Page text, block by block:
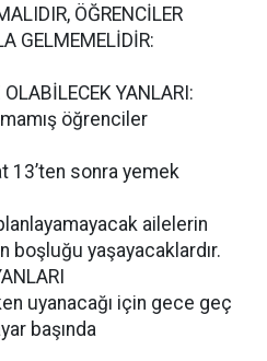
ÖĞRENCİLER
GELMEMELİDİR:
YANLARI:
öğrenciler
sonra yemek
ailelerin
boşluğu yaşayacaklardır.
uyanacağı için gece geç
başında